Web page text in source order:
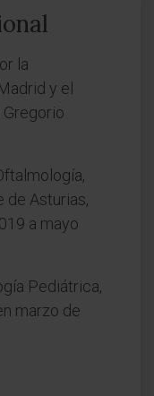
la
y el
de Asturias,
a mayo
Pediátrica,
marzo de